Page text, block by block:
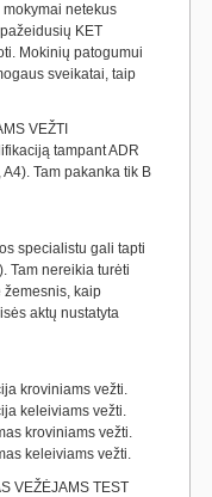
netekus
KET
Mokinių patogumui
sveikatai, taip
VEŽTI
tampant ADR
Tam pakanka tik B
specialistu gali tapti
Tam nereikia turėti
žemesnis, kaip
aktų nustatyta
kroviniams vežti.
keleiviams vežti.
kroviniams vežti.
keleiviams vežti.
VEŽĖJAMS TEST